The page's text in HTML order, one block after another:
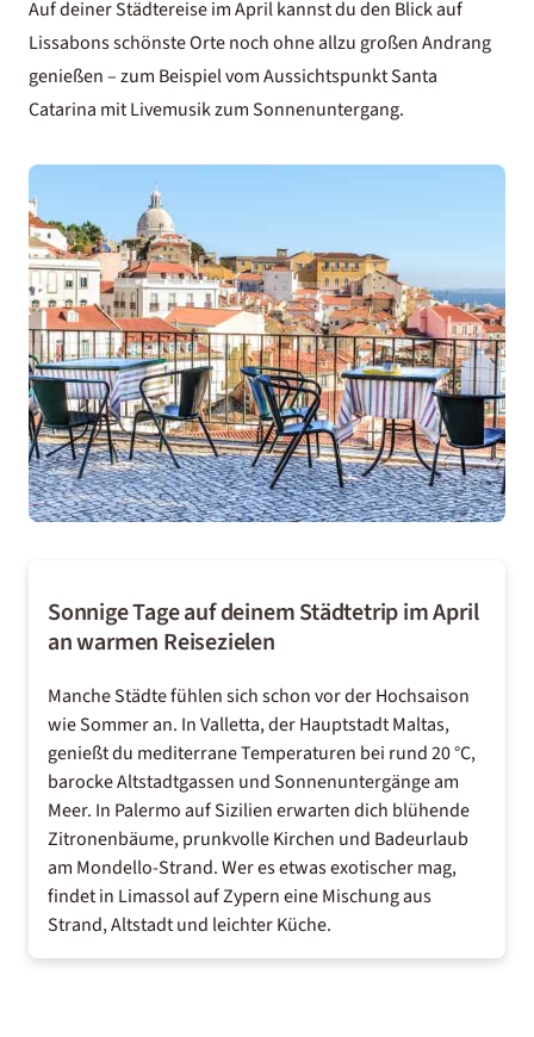
Auf deiner Städtereise im April kannst du den Blick auf
Lissabons schönste Ortenoch ohne allzu großen Andrang
genießen – zum Beispiel vom Aussichtspunkt Santa
Catarina mit Livemusik zum Sonnenuntergang.
Sonnige Tage auf deinem Städtetrip im April
an warmen Reisezielen
Manche Städte fühlen sich schon vor der Hochsaison
wie Sommer an. InValletta, der HauptstadtMaltas,
genießt du mediterrane Temperaturen bei rund 20 °C,
barocke Altstadtgassen und Sonnenuntergänge am
Meer. In PalermoaufSizilienerwarten dich blühende
Zitronenbäume, prunkvolle Kirchen und Badeurlaub
am Mondello-Strand. Wer es etwas exotischer mag,
findet in Limassol aufZyperneine Mischung aus
Strand, Altstadt und leichter Küche.